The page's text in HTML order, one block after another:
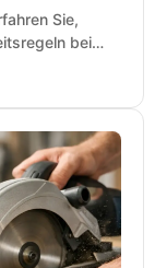
Sie,
bei